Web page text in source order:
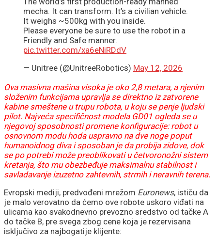
mecha. It can transform. It’s a civilian vehicle.
It weighs ~500kg with you inside.
Please everyone be sure to use the robot in a
Friendly and Safe manner.
pic.twitter.com/xa6eNiRDdV
— Unitree (@UnitreeRobotics) May 12, 2026
Ova masivna mašina visoka je oko 2,8 metara, a njenim
složenim funkcijama upravlja se direktno iz zatvorene
kabine smeštene u trupu robota, u koju se penje ljudski
pilot. Najveća specifičnost modela GD01 ogleda se u
njegovoj sposobnosti promene konfiguracije: robot u
osnovnom modu hoda uspravno na dve noge poput
humanoidnog diva i sposoban je da probija zidove, dok
se po potrebi može preoblikovati u četvoronožni sistem
kretanja, što mu obezbeđuje maksimalnu stabilnost i
savladavanje izuzetno zahtevnih, strmih i neravnih terena.
Evropski mediji, predvođeni mrežom Euronews, ističu da
je malo verovatno da ćemo ove robote uskoro viđati na
ulicama kao svakodnevno prevozno sredstvo od tačke A
do tačke B, pre svega zbog cene koja je rezervisana
isključivo za najbogatije klijente: